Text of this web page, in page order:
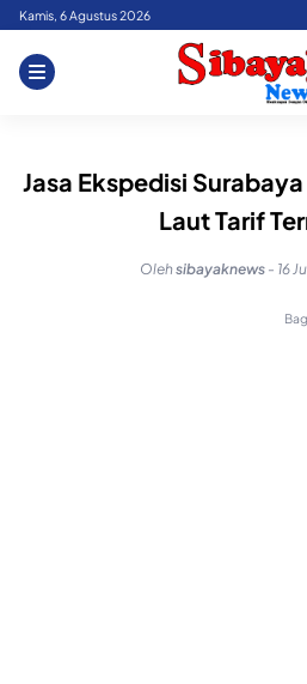
Skip
content
Kamis, 6 Agustus 2026
Jasa Ekspedisi
Laut Tarif
Olehsibayaknews - 16